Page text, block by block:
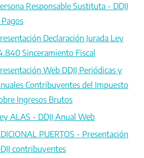
Responsable Sustituta - DDJJ
Declaración Jurada Ley
Sinceramiento Fiscal
Web DDJJ Periódicas y
Contribuyentes del Impuesto
Ingresos Brutos
ALAS - DDJJ Anual Web
PUERTOS - Presentación
contribuyentes